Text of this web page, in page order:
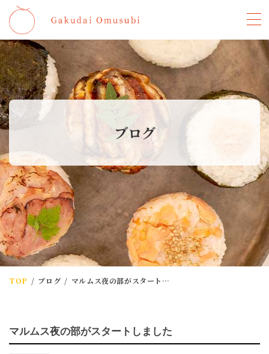
学大お
ブログ
TOP ブログ マルムス夜の部がスタートしました
マルムス夜の部がスタートしました